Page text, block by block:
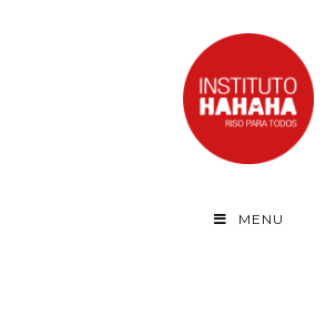
MENU